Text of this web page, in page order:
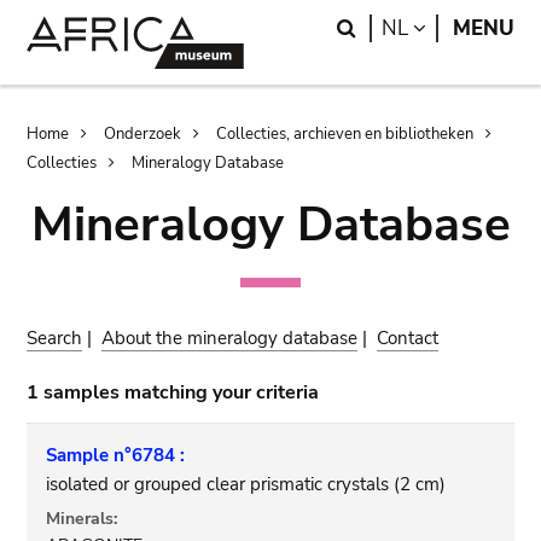
Search
NL LANGUAGE
MENU
Breadcrumb
Home Onderzoek
Collecties, archieven en bibliotheken
Collecties
Mineralogy Database
Mineralogy Database
Search |About the mineralogy database | Contact
1 samples matching your criteria
Sample n°6784 :
isolated or grouped clear prismatic crystals (2 cm)
Minerals: